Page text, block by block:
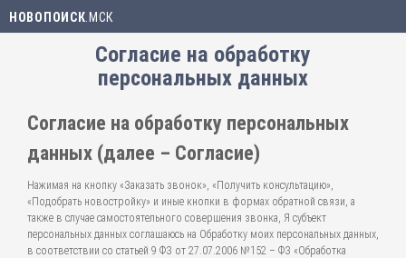
НОВОПОИСК .МСК
Согласие на обработку
персональных данных
Согласие на обработку персональных
данных (далее – Согласие)
Нажимая на кнопку «Заказать звонок», «Получить консультацию»,
«Подобрать новостройку» и иные кнопки в формах обратной связи, а
также в случае самостоятельного совершения звонка, Я субъект
персональных данных соглашаюсь на Обработку моих персональных данных,
в соответствии со статьей 9 ФЗ от 27.07.2006 №152 – ФЗ «Обработка